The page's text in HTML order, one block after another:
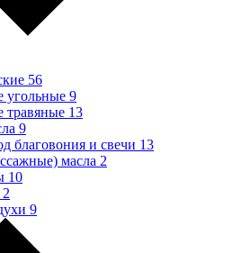
56
угольные 9
травяные 13
9
благовония и свечи 13
масла 2
10
2
9